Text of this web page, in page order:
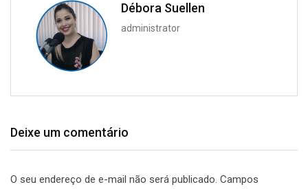
Débora Suellen
administrator
Deixe um comentário
O seu endereço de e-mail não será publicado. Campos